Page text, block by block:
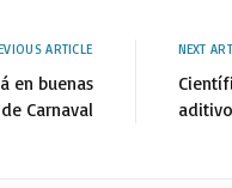
ARTICLE
en buenas
Carnaval
NEXT